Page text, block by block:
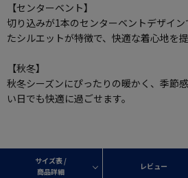
【センターベント】
切り込みが1本のセンターベントデザイ
たシルエットが特徴で、快適な着心地を
【秋冬】
秋冬シーズンにぴったりの暖かく、季節
い日でも快適に過ごせます。
サイズ表 /
商品詳細
レビュー